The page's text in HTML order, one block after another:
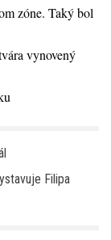
zóne. Taký bol
vynovený
Filipa